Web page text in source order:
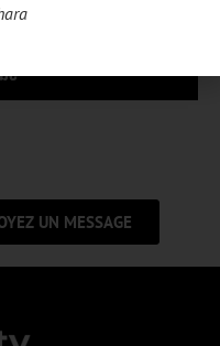
UN MESSAGE